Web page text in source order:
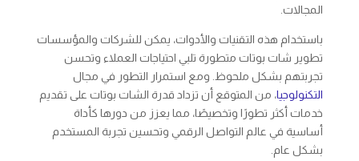
المجالات.
باستخدام هذه التقنيات والأدوات، يمكن للشركات والمؤسسات
تطوير شات بوتات متطورة تلبي احتياجات العملاء وتحسن
تجربتهم بشكل ملحوظ. ومع استمرار التطور في مجال
التكنولوجيا، من المتوقع أن تزداد قدرة الشات بوتات على تقديم
خدمات أكثر تطورًا وتخصيصًا، مما يعزز من دورها كأداة
أساسية في عالم التواصل الرقمي وتحسين تجربة المستخدم
بشكل عام.